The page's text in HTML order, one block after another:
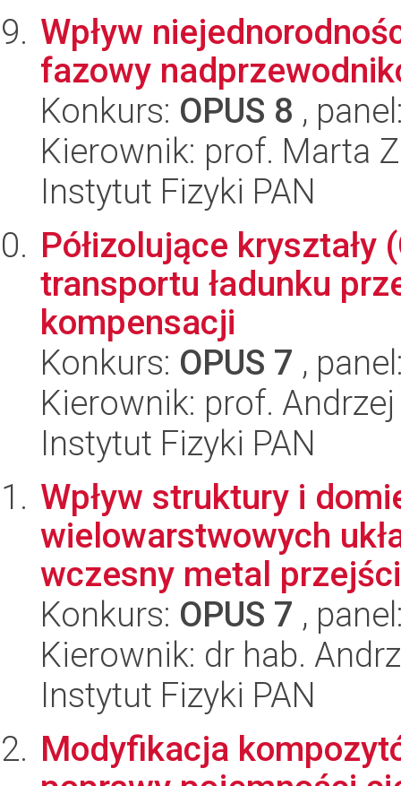
Wpływ
fazowy
Konkurs: OPUS 8 ,
Kierownik: prof. Marta
Instytut Fizyki PAN
Półizolujące kryształy
transportu ładunku
kompensacji
Konkurs: OPUS 7 ,
Kierownik: prof.
Instytut Fizyki PAN
Wpływ struktury i
wielowarstwowych
wczesny metal
Konkurs: OPUS 7 ,
Kierownik: dr hab.
Instytut Fizyki PAN
Modyfikacja